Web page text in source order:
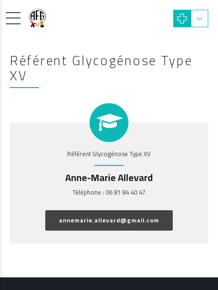
Référent Glycogénose Type
XV
Référent Glycogénose Type XV
Anne-Marie Allevard
Téléphone : 06 81 84 40 47
annemarie.allevard@gmail.com